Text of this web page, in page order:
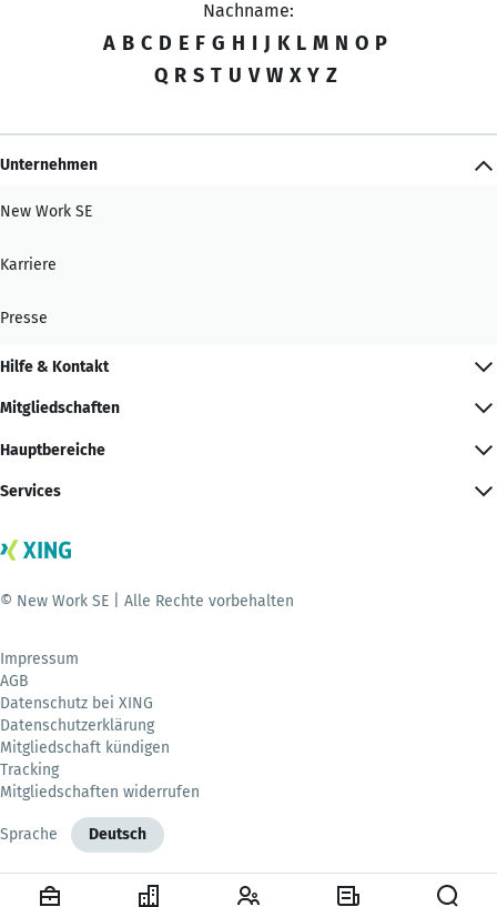
Nachname:
A B C D E F G H I J K L M N O P
Q R S T U V W X Y Z
Unternehmen
New Work SE
Karriere
Presse
Hilfe & Kontakt
Mitgliedschaften
Hauptbereiche
Services
© New Work SE | Alle Rechte vorbehalten
Impressum
AGB
Datenschutz bei XING
Datenschutzerklärung
Mitgliedschaft kündigen
Tracking
Mitgliedschaften widerrufen
Sprache Deutsch